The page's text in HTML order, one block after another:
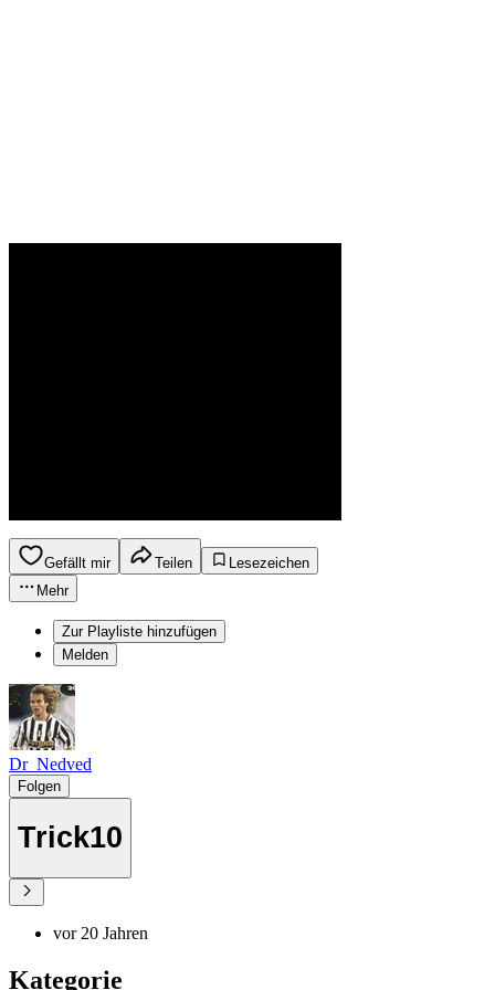
Gefällt mir Teilen
Lesezeichen
Mehr
Zur Playliste hinzufügen
Melden
Dr_Nedved
Folgen
Trick10
vor 20 Jahren
Kategorie